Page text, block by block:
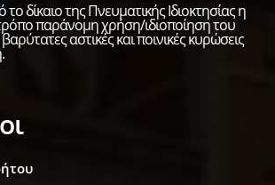
δίκαιο της Πνευματικής Ιδιοκτησίας η
παράνομη χρήση/ιδιοποίηση του
αστικές και ποινικές κυρώσεις